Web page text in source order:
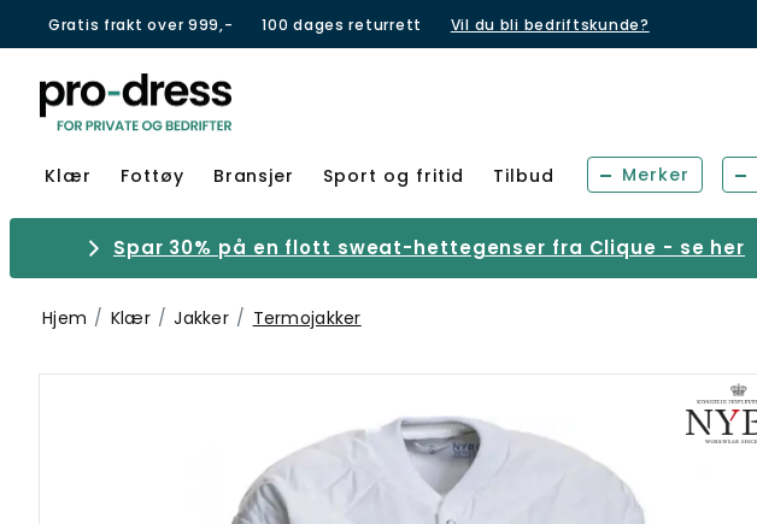
Gratis frakt over 999,- 100 dages returrett Vil du bli bedriftskunde?
Klær Fottøy Bransjer Sport og fritid Tilbud Merker
Spar 30% på en flott sweat-hettegenser fra Clique - se her
Hjem Klær Jakker Termojakker